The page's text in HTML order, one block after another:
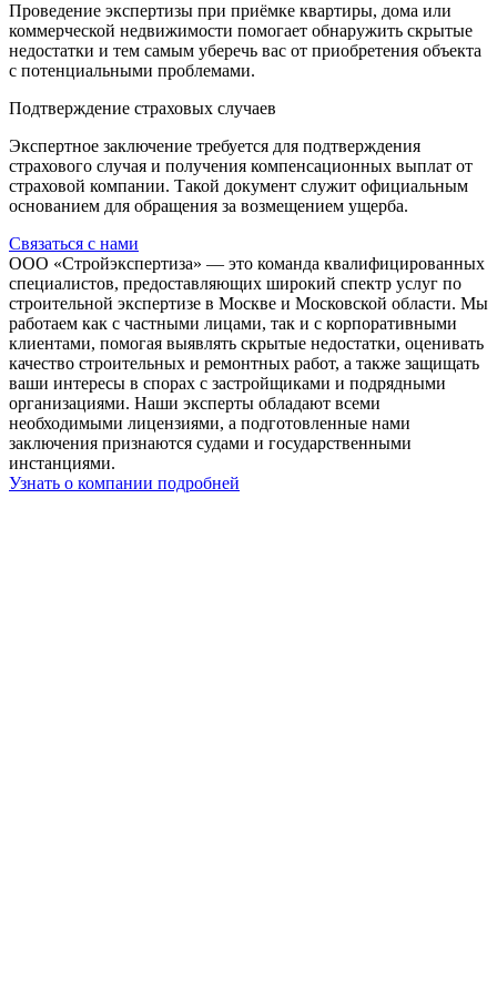
Проведение экспертизы при приёмке квартиры, дома или
коммерческой недвижимости помогает обнаружить скрытые
недостатки и тем самым уберечь вас от приобретения объекта
с потенциальными проблемами.
Подтверждение страховых случаев
Экспертное заключение требуется для подтверждения
страхового случая и получения компенсационных выплат от
страховой компании. Такой документ служит официальным
основанием для обращения за возмещением ущерба.
Связаться с нами
ООО «Стройэкспертиза» — это команда квалифицированных
специалистов, предоставляющих широкий спектр услуг по
строительной экспертизе в Москве и Московской области. Мы
работаем как с частными лицами, так и с корпоративными
клиентами, помогая выявлять скрытые недостатки, оценивать
качество строительных и ремонтных работ, а также защищать
ваши интересы в спорах с застройщиками и подрядными
организациями. Наши эксперты обладают всеми
необходимыми лицензиями, а подготовленные нами
заключения признаются судами и государственными
инстанциями.
Узнать о компании подробней